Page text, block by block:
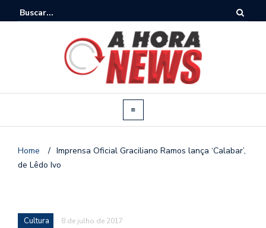
Home / Imprensa Oficial Graciliano Ramos lança ‘Calabar’,
de Lêdo Ivo
Cultura 8 de julho de 2017